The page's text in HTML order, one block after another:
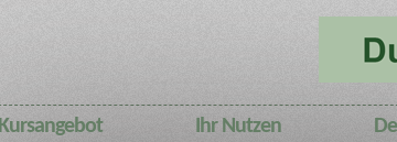
Kursangebot Ihr Nutzen